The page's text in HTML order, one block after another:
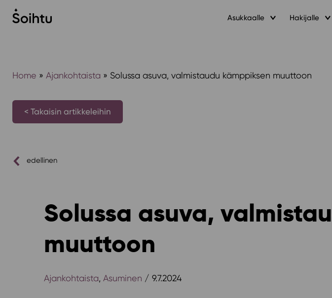
Siirry
sisältöön
Asukkaalle Hakijalle
Home » Ajankohtaista » Solussa asuva, valmistaudu kämppiksen muuttoon
< Takaisin artikkeleihin
edellinen
Solussa asuva,
muuttoon
Ajankohtaista, Asuminen / 9.7.2024